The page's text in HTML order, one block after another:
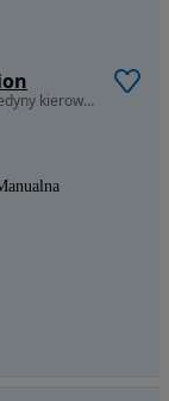
1956 cm3 • 130 KM • Pierwszy właściciel w kraju i jedyny kierowca, bezwypadkowe.